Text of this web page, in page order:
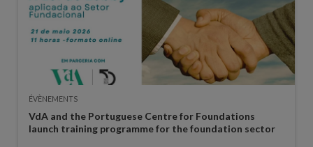
ÉVÈNEMENTS
VdA and the Portuguese Centre for Foundations
launch training programme for the foundation sector